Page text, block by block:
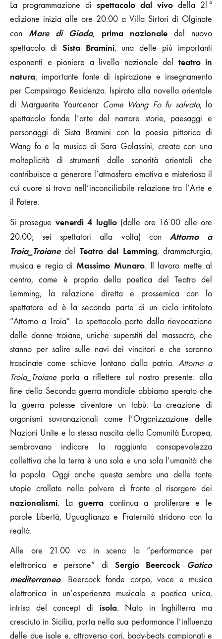
La programmazione di spettacolo dal vivo della 21ª
edizione inizia alle ore 20.00 a Villa Sirtori di Olginate
con Mare di Giada, prima nazionaledel nuovo
spettacolo di Sista Bramini, una delle più importanti
esponenti e pioniere a livello nazionale del teatro in
natura, importante fonte di ispirazione e insegnamento
per Campsirago Residenza. Ispirato alla novella orientale
di Marguerite Yourcenar Come Wang Fo fu salvato, lo
spettacolo fonde l’arte del narrare storie, paesaggi e
personaggi di Sista Bramini con la poesia pittorica di
Wang fo e la musica di Sara Galassini, creata con una
molteplicità di strumenti dalle sonorità orientali che
contribuisce a generare l’atmosfera emotiva e misteriosa il
cui cuore si trova nell’inconciliabile relazione tra l’Arte e
il Potere.
Si prosegue venerdì 4 luglio(dalle ore 16.00 alle ore
20.00; sei spettatori alla volta) con Attorno a
Troia_Troianedel Teatro del Lemming, drammaturgia,
musica e regia diMassimo Munaro. Il lavoro mette al
centro, come è proprio della poetica del Teatro del
Lemming, la relazione diretta e prossemica con lo
spettatore ed è la seconda parte di un ciclo intitolato
“Attorno a Troia”. Lo spettacolo parte dalla rievocazione
delle donne troiane, uniche superstiti del massacro, che
stanno per salire sulle navi dei vincitori e che saranno
trascinate come schiave lontano dalla patria. Attorno a
Troia_Troiane porta a riflettere sul nostro presente: alla
fine della Seconda guerra mondiale abbiamo sperato che
la guerra potesse diventare un tabù. La creazione di
organismi sovranazionali come l’Organizzazione delle
Nazioni Unite e la stessa nascita della Comunità Europea,
sembravano indicare la raggiunta consapevolezza
collettiva che la terra è una sola e una sola l’umanità che
la popola. Oggi anche questa sembra una delle tante
utopie crollate nella polvere di fronte al risorgere dei
nazionalismi. Laguerra continua a proliferare e le
parole Libertà, Uguaglianza e Fraternità stridono con la
realtà.
Alle ore 21.00 va in scena la “performance per
elettronica e persone” di Sergio Beercock
Gotico
mediterraneo. Beercock fonde corpo, voce e musica
elettronica in un’esperienza musicale e poetica unica,
intrisa del concept di isola. Nato in Inghilterra ma
cresciuto in Sicilia, porta nella sua performance l’influenza
delle due isole e, attraverso cori, body-beats campionati e